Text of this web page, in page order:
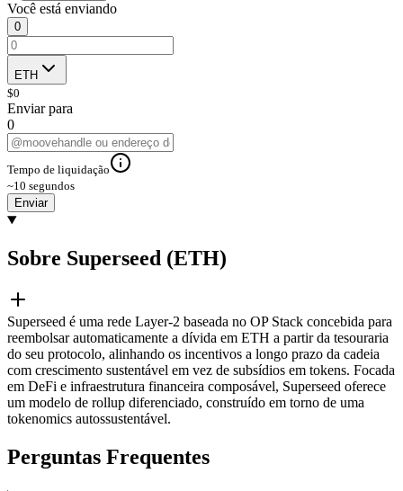
Você está enviando
0
ETH
$0
Enviar para
0
Tempo de liquidação
~10 segundos
Enviar
Sobre Superseed (ETH)
Superseed é uma rede Layer-2 baseada no OP Stack concebida para
reembolsar automaticamente a dívida em ETH a partir da tesouraria
do seu protocolo, alinhando os incentivos a longo prazo da cadeia
com crescimento sustentável em vez de subsídios em tokens. Focada
em DeFi e infraestrutura financeira composável, Superseed oferece
um modelo de rollup diferenciado, construído em torno de uma
tokenomics autossustentável.
Perguntas Frequentes